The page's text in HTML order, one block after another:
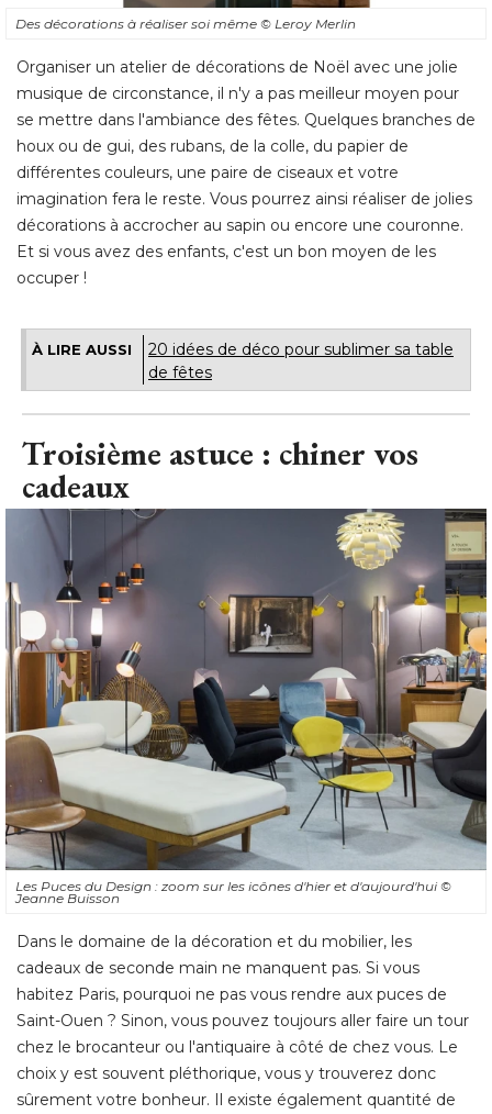
Des décorations à réaliser soi même © Leroy Merlin
Organiser un atelier de décorations de Noël avec une jolie
musique de circonstance, il n'y a pas meilleur moyen pour
se mettre dans l'ambiance des fêtes. Quelques branches de
houx ou de gui, des rubans, de la colle, du papier de
différentes couleurs, une paire de ciseaux et votre
imagination fera le reste. Vous pourrez ainsi réaliser de jolies
décorations à accrocher au sapin ou encore une couronne.
Et si vous avez des enfants, c'est un bon moyen de les
occuper !
À LIRE AUSSI
20 idées de déco pour sublimer sa table
de fêtes
Troisième astuce : chiner vos
cadeaux
Les Puces du Design : zoom sur les icônes d'hier et d'aujourd'hui ©
Jeanne Buisson
Dans le domaine de la décoration et du mobilier, les
cadeaux de seconde main ne manquent pas. Si vous
habitez Paris, pourquoi ne pas vous rendre aux puces de
Saint-Ouen ? Sinon, vous pouvez toujours aller faire un tour
chez le brocanteur ou l'antiquaire à côté de chez vous. Le
choix y est souvent pléthorique, vous y trouverez donc
sûrement votre bonheur. Il existe également quantité de